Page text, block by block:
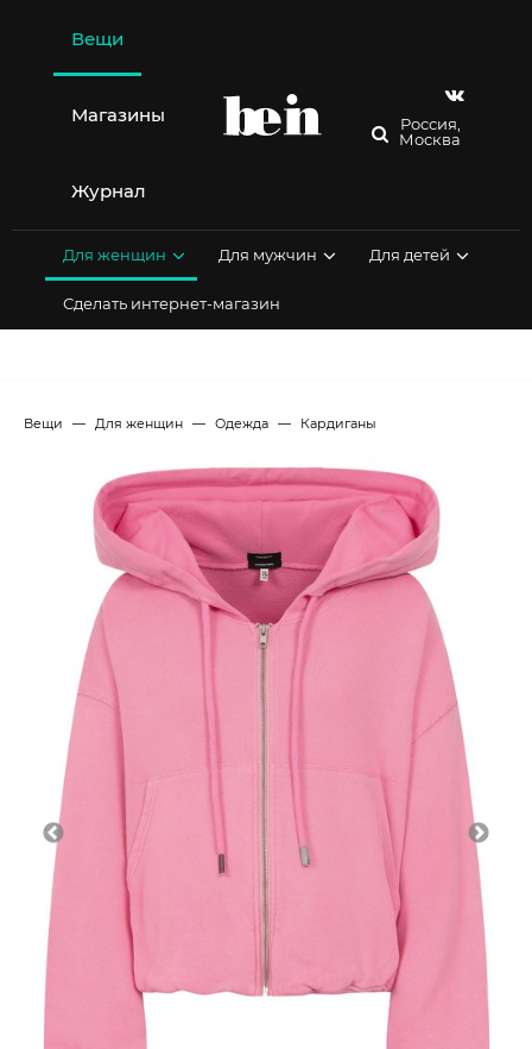
содержимому
Вещи
Магазины
Журнал
Россия,
Москва
Для женщин Для мужчин Для детей
Сделать интернет-магазин
Вещи Для женщин Одежда Кардиганы